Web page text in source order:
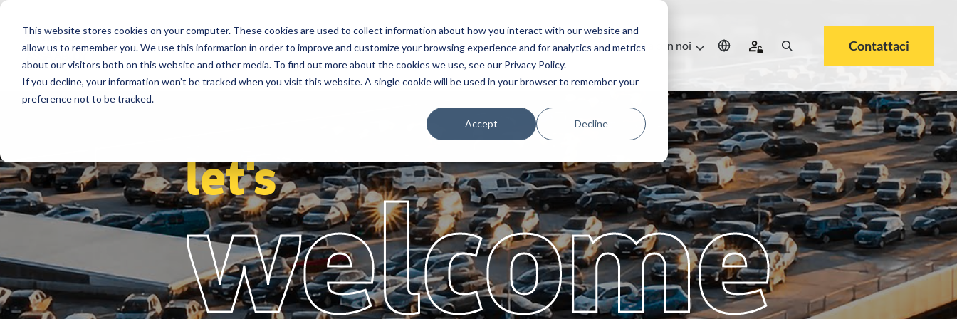
This website stores cookies on your computer. These cookies are used to collect information about how you interact with our website and
allow us to remember you. We use this information in order to improve and customize your browsing experience and for analytics and metrics
about our visitors both on this website and other media. To find out more about the cookies we use, see our Privacy Policy.
If you decline, your information won’t be tracked when you visit this website. A single cookie will be used in your browser to remember your
preference not to be tracked.
Accept Decline
Destinazioni Soluzioni Referenze Servizi Partners Chi siamo Lavora con noi Contattaci
let's
welcome